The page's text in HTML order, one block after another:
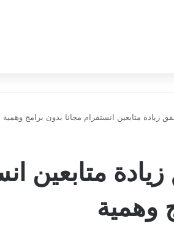
زيادة متابعين انستقرام مجانا بدون برامج وهمية
متابعين
وهمية